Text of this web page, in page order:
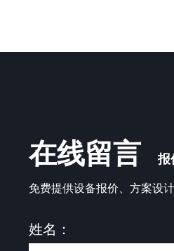
在线留言 报
免费提供设备报价、方案设
姓名：